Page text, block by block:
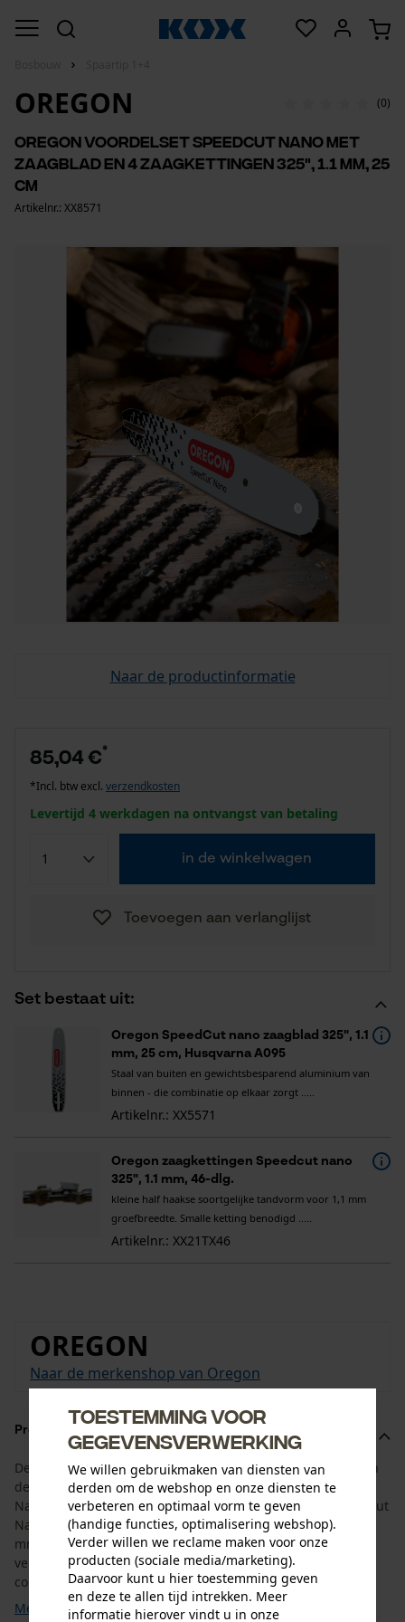
OREGON (0)
Oregon voordelset SpeedCut Nano met
zaagblad en 4 zaagkettingen 325", 1.1 mm, 25
cm
Artikelnr.: XX8571
Naar de productinformatie
Set bestaat uit:
Oregon SpeedCut nano zaagblad 325", 1.1
mm, 25 cm, Husqvarna A095
Staal van buiten en gewichtsbesparend aluminium van
binnen - die combinatie op elkaar zorgt .....
Artikelnr.: XX5571
Oregon zaagkettingen Speedcut nano
325", 1.1 mm, 46-dlg.
kleine half haakse soortgelijke tandvorm voor 1,1 mm
groefbreedte. Smalle ketting benodigd .....
Artikelnr.: XX21TX46
85,04 €*
*Incl. btw excl. verzendkosten
Levertijd 4 werkdagen na ontvangst van betaling
in de winkelwagen
Toevoegen aan verlanglijst
OREGON
Naar de merkenshop van Oregon
Productomschrijving
De set is aangepast aan de levensduur van het zaagblad en
de kettingzaagketting. Hij bestaat uit het Oregon SpeedCut
Nano zaagblad met een zaaglengte van 25 cm en 4 SpeedCut
Nano kettingzagen met een aandrijfschakelbreedte van 1,1
mm en een steek van 325". Dit betekent dat u de juiste
vervangende ketting bij de hand hebt. De SpeedCut Nano
combinatie is niet compatibel met andere zaagsystemen. ...
Meer tonen
Toestemming voor
gegevensverwerking
We willen gebruikmaken van diensten van
derden om de webshop en onze diensten te
verbeteren en optimaal vorm te geven
(handige functies, optimalisering webshop).
Verder willen we reclame maken voor onze
producten (sociale media/marketing).
Daarvoor kunt u hier toestemming geven
en deze te allen tijd intrekken. Meer
informatie hierover vindt u in onze